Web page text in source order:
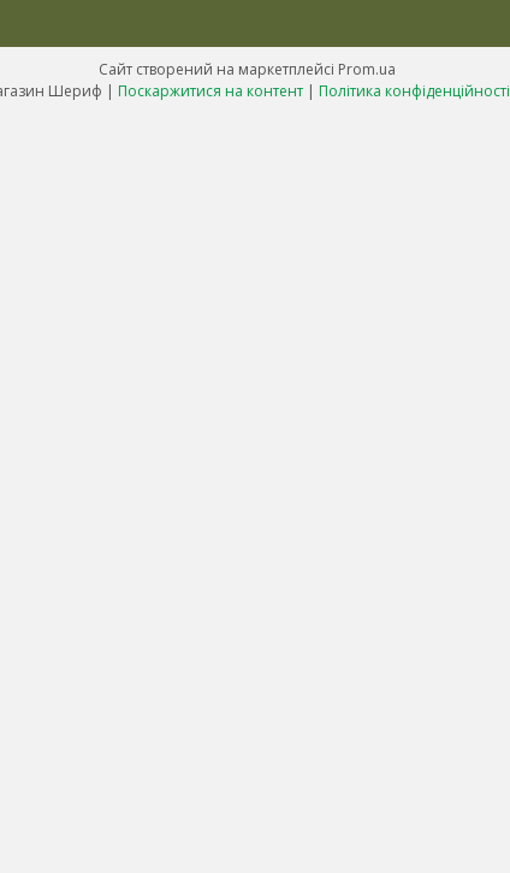
Сайт створений на маркетплейсі Prom.ua
Магазин Шериф | Поскаржитися на контент | Політика конфіденційності